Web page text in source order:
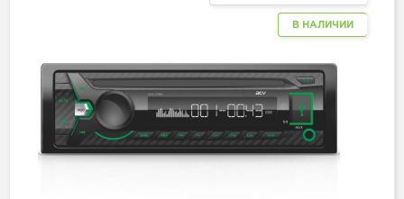
В НАЛИЧИИ